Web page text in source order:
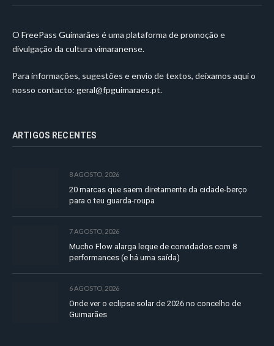
O FreePass Guimarães é uma plataforma de promoção e
divulgação da cultura vimaranense.
Para informações, sugestões e envio de textos, deixamos aqui o
nosso contacto: geral@fpguimaraes.pt.
ARTIGOS RECENTES
8 AGOSTO, 2026
20 marcas que saem diretamente da cidade-berço
para o teu guarda-roupa
7 AGOSTO, 2026
Mucho Flow alarga leque de convidados com 8
performances (e há uma saída)
6 AGOSTO, 2026
Onde ver o eclipse solar de 2026 no concelho de
Guimarães